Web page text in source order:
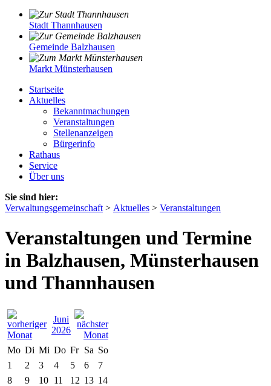
Stadt Thannhausen
Gemeinde Balzhausen
Markt Münsterhausen
Startseite
Aktuelles
Bekanntmachungen
Veranstaltungen
Stellenanzeigen
Bürgerinfo
Rathaus
Service
Über uns
Sie sind hier:
Verwaltungsgemeinschaft > Aktuelles > Veranstaltungen
Veranstaltungen und Termine
in Balzhausen, Münsterhausen
und Thannhausen
Juni
2026
Mo Di Mi Do Fr Sa So
1
2 3 4 5 6
7
8
9 10 11 12 13 14